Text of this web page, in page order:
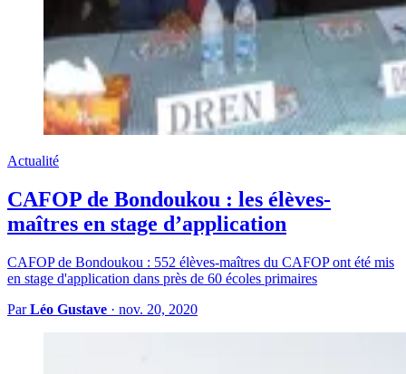
Actualité
CAFOP de Bondoukou : les élèves-
maîtres en stage d’application
CAFOP de Bondoukou : 552 élèves-maîtres du CAFOP ont été mis
en stage d'application dans près de 60 écoles primaires
ParLéo Gustave · nov. 20, 2020